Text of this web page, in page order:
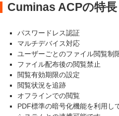
Cuminas ACPの特長
パスワードレス認証
マルチデバイス対応
ユーザーごとのファイル閲覧制
ファイル配布後の閲覧禁止
閲覧有効期限の設定
閲覧状況を追跡
オフラインでの閲覧
PDF標準の暗号化機能を利用し